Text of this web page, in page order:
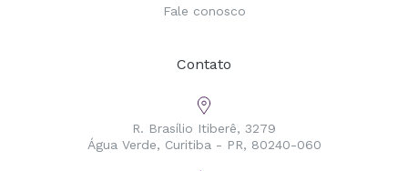
Fale conosco
Contato
R. Brasílio Itiberê, 3279
Água Verde, Curitiba - PR, 80240-060